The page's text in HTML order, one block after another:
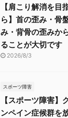
【肩こり解消を目
ら】首の歪み・骨
み・背骨の歪みか
ることが大切です
2026/8/3
スポーツ障害
【スポーツ障害】
ンペイン症候群を